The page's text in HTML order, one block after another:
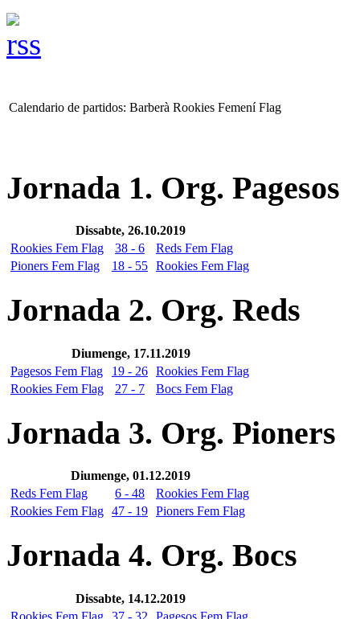
Calendario de partidos: Barberà Rookies Femení Flag
Jornada 1. Org. Pagesos
Dissabte, 26.10.2019
Rookies Fem Flag
38 - 6
Reds Fem Flag
Pioners Fem Flag
18 - 55 Rookies Fem Flag
Jornada 2. Org. Reds
Diumenge, 17.11.2019
Pagesos Fem Flag
19 - 26 Rookies Fem Flag
Rookies Fem Flag
27 - 7 Bocs Fem Flag
Jornada 3. Org. Pioners
Diumenge, 01.12.2019
Reds Fem Flag
6 - 48
Rookies Fem Flag
Rookies Fem Flag 47 - 19 Pioners Fem Flag
Jornada 4. Org. Bocs
Dissabte, 14.12.2019
Rookies Fem Flag 37 - 32 Pagesos Fem Flag